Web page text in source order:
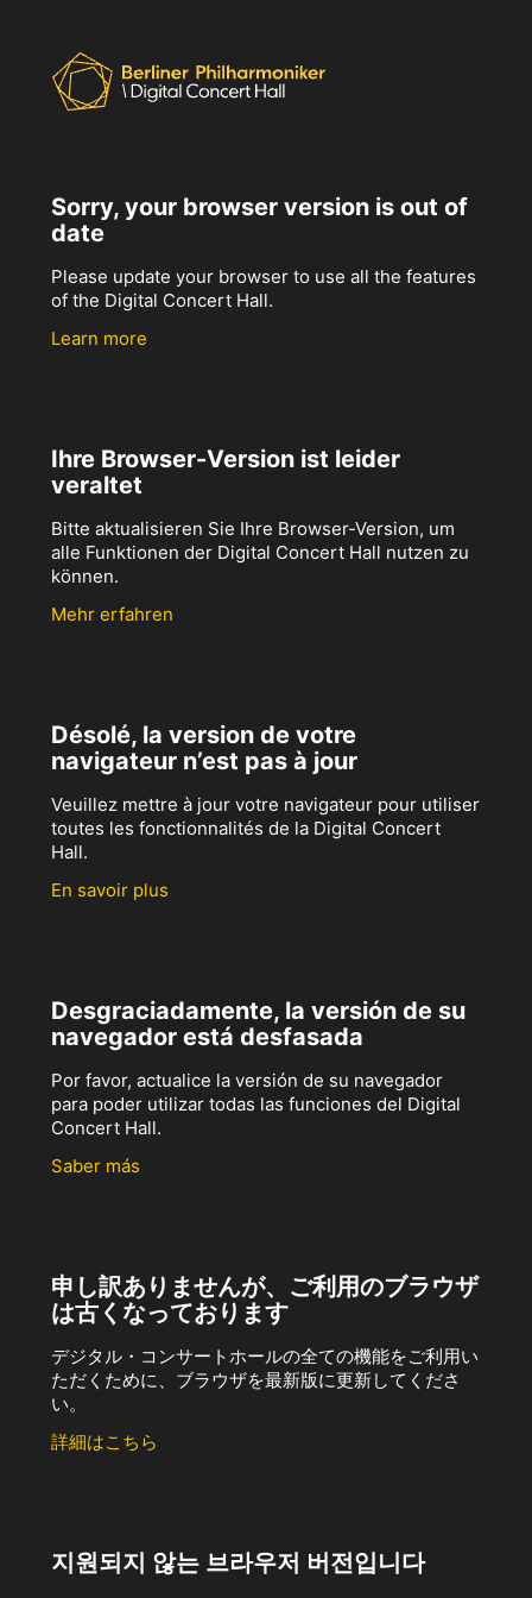
Sorry, your browser version is out of
date
Please update your browser to use all the features
of the Digital Concert Hall.
Learn more
Ihre Browser-Version ist leider
veraltet
Bitte aktualisieren Sie Ihre Browser-Version, um
alle Funktionen der Digital Concert Hall nutzen zu
können.
Mehr erfahren
Désolé, la version de votre
navigateur n’est pas à jour
Veuillez mettre à jour votre navigateur pour utiliser
toutes les fonctionnalités de la Digital Concert
Hall.
En savoir plus
Desgraciadamente, la versión de su
navegador está desfasada
Por favor, actualice la versión de su navegador
para poder utilizar todas las funciones del Digital
Concert Hall.
Saber más
申し訳ありませんが、ご利用のブラウザ
は古くなっております
デジタル・コンサートホールの全ての機能をご利用い
ただくために、ブラウザを最新版に更新してくださ
い。
詳細はこちら
지원되지 않는 브라우저 버전입니다